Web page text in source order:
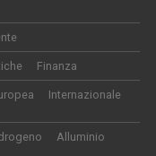
Finanza
Internazionale
Alluminio